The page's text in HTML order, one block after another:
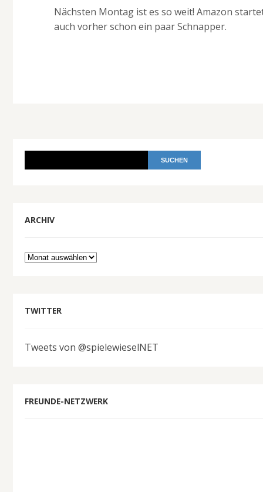
Nächsten Montag ist es so weit! Amazon
auch vorher schon ein paar Schnapper.
ARCHIV
Archiv
TWITTER
Tweets von @spielewieselNET
FREUNDE-NETZWERK